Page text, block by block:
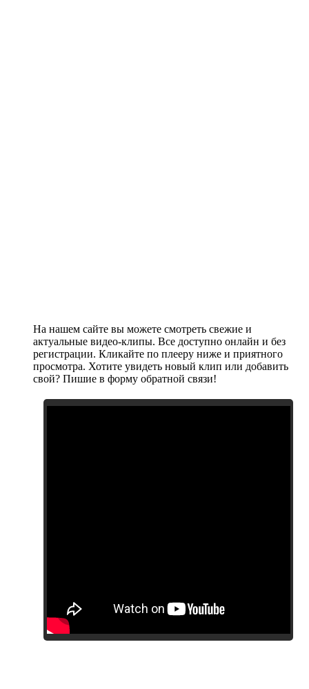
На нашем сайте вы можете смотреть свежие и
актуальные видео-клипы. Все доступно онлайн и без
регистрации. Кликайте по плееру ниже и приятного
просмотра. Хотите увидеть новый клип или добавить
свой? Пишие в форму обратной связи!